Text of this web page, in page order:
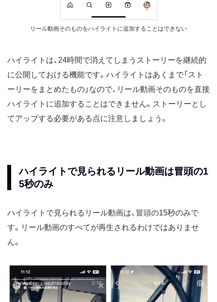
リール動画そのものをハイライトに追加することはできない
ハイライトは、24時間で消えてしまうストーリーを継続的
に公開しておける機能です。ハイライトはあくまで「スト
ーリーをまとめたもの」なので、リール動画そのものを直接
ハイライトに追加することはできません。ストーリーとし
てアップする必要がある点に注意しましょう。
ハイライトで見られるリール動画は冒頭の1
5秒のみ
ハイライトで見られるリール動画は、冒頭の15秒のみで
す。リール動画のすべてが再生されるわけではありませ
ん。